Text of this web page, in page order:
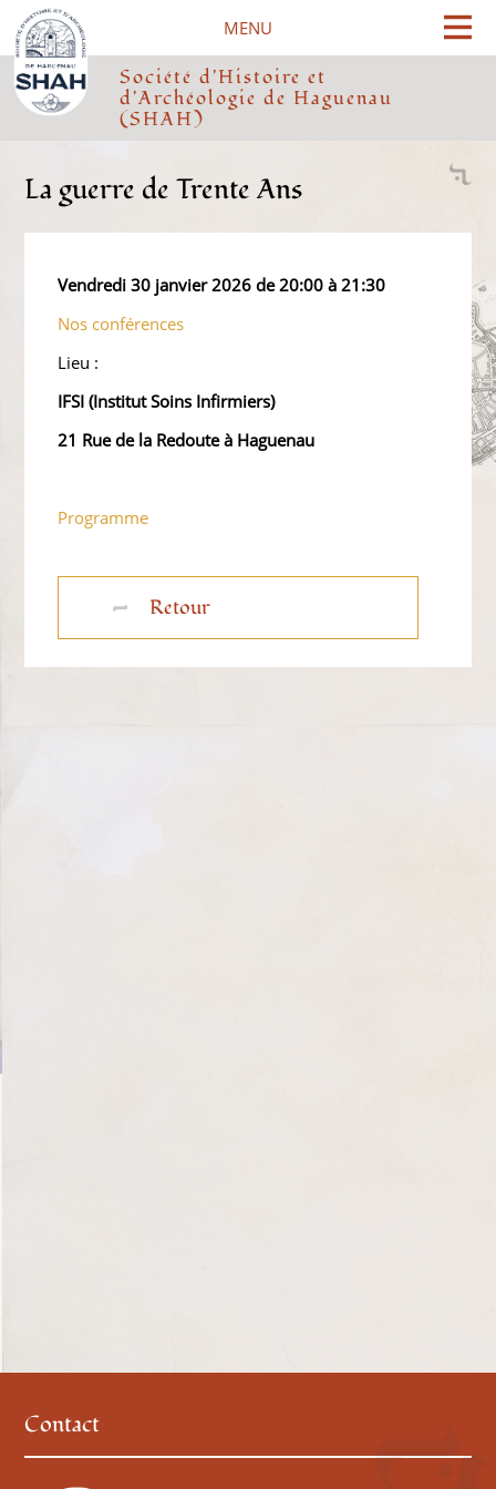
MENU
Société d'Histoire et
d'Archéologie de Haguenau
(SHAH)
La guerre de Trente Ans
Vendredi 30 janvier 2026 de 20:00 à 21:30
Nos conférences
Lieu :
IFSI (Institut Soins Infirmiers)
21 Rue de la Redoute à Haguenau
Programme
Retour
Contact
Cookies management panel